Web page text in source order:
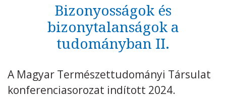
DOKUMENTUMTÁR
PÁLYÁZATOK / DÍJAK
Bizonyosságok és
bizonytalanságok a
tudományban II.
A Magyar Természettudományi Társulat
konferenciasorozat indított 2024.